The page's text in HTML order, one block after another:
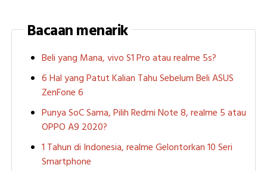
Bacaan menarik
Beli yang Mana, vivo S1 Pro atau realme 5s?
6 Hal yang Patut Kalian Tahu Sebelum Beli ASUS
ZenFone 6
Punya SoC Sama, Pilih Redmi Note 8, realme 5 atau
OPPO A9 2020?
1 Tahun di Indonesia, realme Gelontorkan 10 Seri
Smartphone